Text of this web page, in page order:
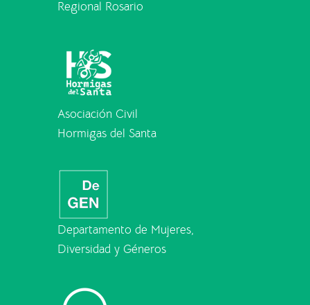
Regional Rosario
Asociación Civil
Hormigas del Santa
Departamento de Mujeres,
Diversidad y Géneros